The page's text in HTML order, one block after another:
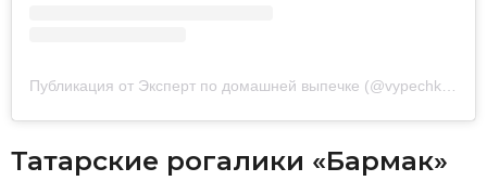
Татарские рогалики «Бармак»